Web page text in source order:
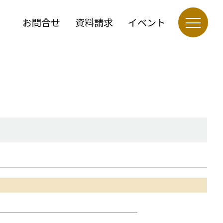
お問合せ 資料請求 イベント